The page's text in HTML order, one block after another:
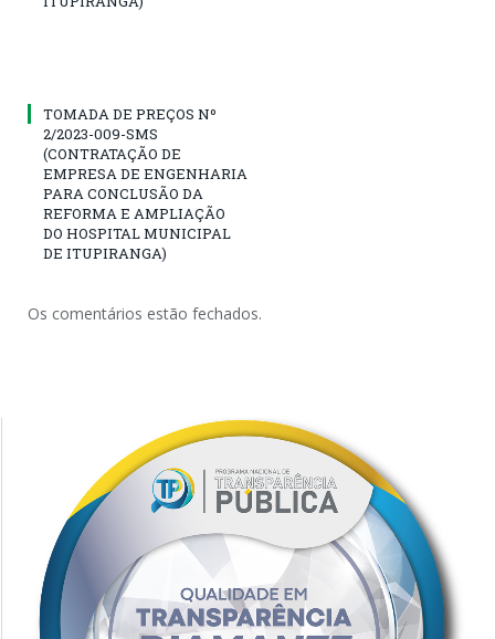
TOMADA DE PREÇOS Nº
2/2023-009-SMS
(CONTRATAÇÃO DE
EMPRESA DE ENGENHARIA
PARA CONCLUSÃO DA
REFORMA E AMPLIAÇÃO
DO HOSPITAL MUNICIPAL
DE ITUPIRANGA)
Os comentários estão fechados.